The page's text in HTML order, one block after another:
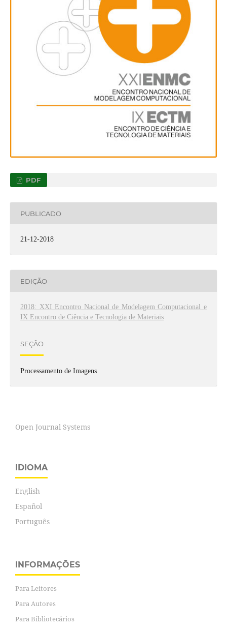
PDF
PUBLICADO
21-12-2018
EDIÇÃO
2018: XXI Encontro Nacional de Modelagem Computacional e
IX Encontro de Ciência e Tecnologia de Materiais
SEÇÃO
Processamento de Imagens
Open Journal Systems
IDIOMA
English
Español
Português
INFORMAÇÕES
Para Leitores
Para Autores
Para Bibliotecários